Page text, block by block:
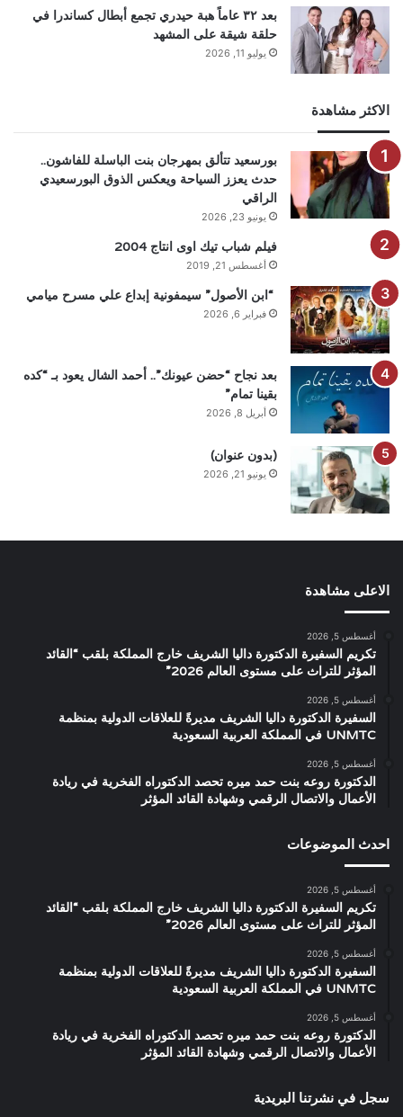
بعد ٣٢ عاماً هبة حيدري تجمع أبطال كساندرا في
حلقة شيقة على المشهد
يوليو 11, 2026
الاكثر مشاهدة
بورسعيد تتألق بمهرجان بنت الباسلة للفاشون..
حدث يعزز السياحة ويعكس الذوق البورسعيدي
الراقي
يونيو 23, 2026
فيلم شباب تيك اوى انتاج 2004
أغسطس 21, 2019
“ابن الأصول” سيمفونية إبداع علي مسرح ميامي
فبراير 6, 2026
بعد نجاح “حضن عيونك”.. أحمد الشال يعود بـ “كده
بقينا تمام”
أبريل 8, 2026
(بدون عنوان)
يونيو 21, 2026
الاعلى مشاهدة
أغسطس 5, 2026
تكريم السفيرة الدكتورة داليا الشريف خارج المملكة بلقب “القائد
المؤثر للتراث على مستوى العالم 2026”
أغسطس 5, 2026
السفيرة الدكتورة داليا الشريف مديرةً للعلاقات الدولية بمنظمة
UNMTC في المملكة العربية السعودية
أغسطس 5, 2026
الدكتورة روعه بنت حمد ميره تحصد الدكتوراه الفخرية في ريادة
الأعمال والاتصال الرقمي وشهادة القائد المؤثر
احدث الموضوعات
أغسطس 5, 2026
تكريم السفيرة الدكتورة داليا الشريف خارج المملكة بلقب “القائد
المؤثر للتراث على مستوى العالم 2026”
أغسطس 5, 2026
السفيرة الدكتورة داليا الشريف مديرةً للعلاقات الدولية بمنظمة
UNMTC في المملكة العربية السعودية
أغسطس 5, 2026
الدكتورة روعه بنت حمد ميره تحصد الدكتوراه الفخرية في ريادة
الأعمال والاتصال الرقمي وشهادة القائد المؤثر
سجل في نشرتنا البريدية